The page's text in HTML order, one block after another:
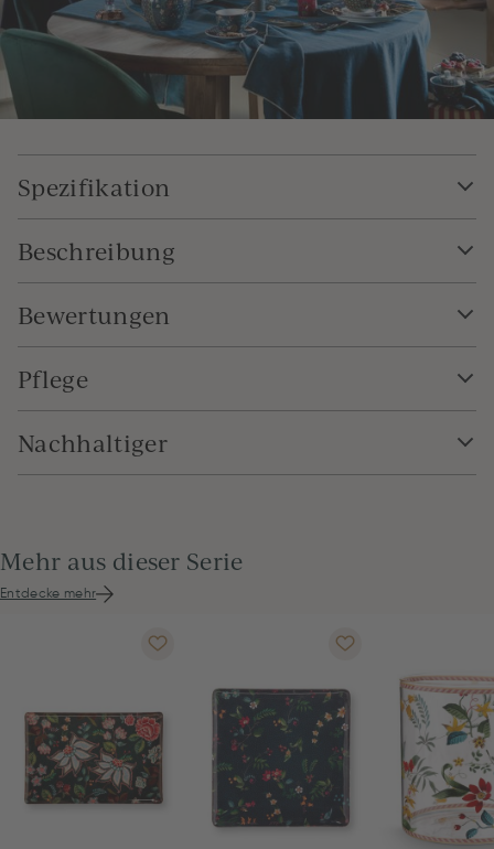
Spezifikation
Beschreibung
Bewertungen
Pflege
Nachhaltiger
Mehr aus dieser Serie
Entdecke mehr